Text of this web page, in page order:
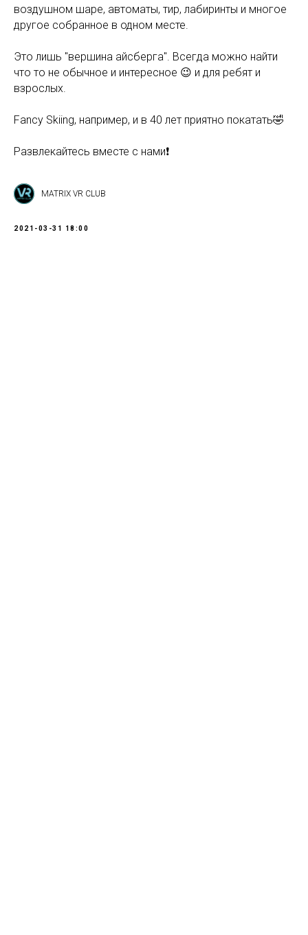
воздушном шаре, автоматы, тир, лабиринты и многое
другое собранное в одном месте.
Это лишь "вершина айсберга". Всегда можно найти
что то не обычное и интересное 😉 и для ребят и
взрослых.
Fancy Skiing, например, и в 40 лет приятно покатать🤣
Развлекайтесь вместе с нами❗
MATRIX VR CLUB
2021-03-31 18:00